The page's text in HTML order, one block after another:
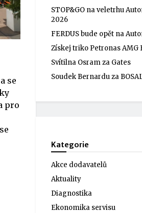
se
pro
STOP&GO na veletrhu
2026
FERDUS bude opět na
Získej triko Petronas AMG
Svítilna Osram za Gates
Soudek Bernardu za
Kategorie
Akce dodavatelů
Aktuality
Diagnostika
Ekonomika servisu